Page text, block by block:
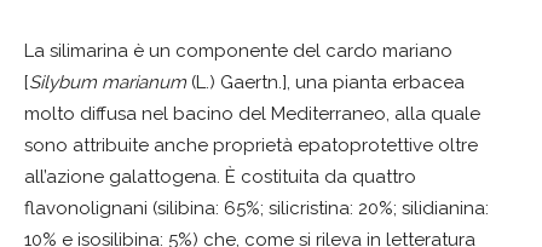
La silimarina è un componente del cardo mariano
[Silybum marianum (L.) Gaertn.], una pianta erbacea
molto diffusa nel bacino del Mediterraneo, alla quale
sono attribuite anche proprietà epatoprotettive oltre
all’azione galattogena. È costituita da quattro
flavonolignani (silibina: 65%; silicristina: 20%; silidianina:
10% e isosilibina: 5%) che, come si rileva in letteratura